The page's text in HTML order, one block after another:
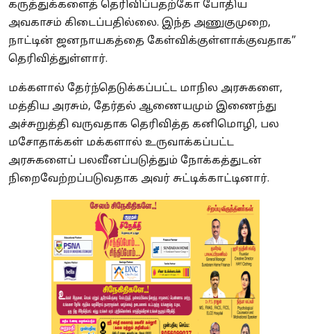
கருத்துக்களைத் தெரிவிப்பதற்கோ போதிய
அவகாசம் கிடைப்பதில்லை. இந்த அணுகுமுறை,
நாட்டின் ஜனநாயகத்தை கேள்விக்குள்ளாக்குவதாக”
தெரிவித்துள்ளார்.
மக்களால் தேர்ந்தெடுக்கப்பட்ட மாநில அரசுகளை,
மத்திய அரசும், தேர்தல் ஆணையமும் இணைந்து
அச்சுறுத்தி வருவதாக தெரிவித்த கனிமொழி, பல
மசோதாக்கள் மக்களால் உருவாக்கப்பட்ட
அரசுகளைப் பலவீனப்படுத்தும் நோக்கத்துடன்
நிறைவேற்றப்படுவதாக அவர் சுட்டிக்காட்டினார்.